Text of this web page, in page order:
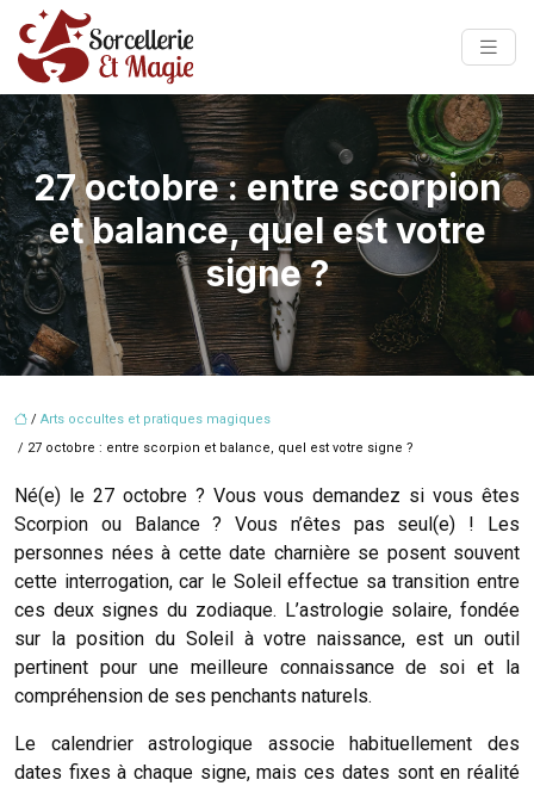
27 octobre : entre scorpion
et balance, quel est votre
signe ?
/ Arts occultes et pratiques magiques
/ 27 octobre : entre scorpion et balance, quel est votre signe ?
Né(e) le 27 octobre ? Vous vous demandez si vous êtes
Scorpion ou Balance ? Vous n’êtes pas seul(e) ! Les
personnes nées à cette date charnière se posent souvent
cette interrogation, car le Soleil effectue sa transition entre
ces deux signes du zodiaque. L’astrologie solaire, fondée
sur la position du Soleil à votre naissance, est un outil
pertinent pour une meilleure connaissance de soi et la
compréhension de ses penchants naturels.
Le calendrier astrologique associe habituellement des
dates fixes à chaque signe, mais ces dates sont en réalité